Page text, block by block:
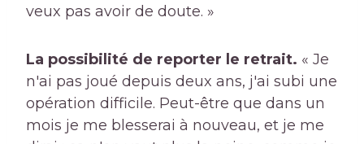
veux pas avoir de doute. »
La possibilité de reporter le retrait. « Je
n'ai pas joué depuis deux ans, j'ai subi une
opération difficile. Peut-être que dans un
mois je me blesserai à nouveau, et je me